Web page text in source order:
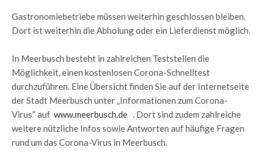
Gastronomiebetriebe müssen weiterhin geschlossen bleiben.
Dort ist weiterhin die Abholung oder ein Lieferdienst möglich.
In Meerbusch besteht in zahlreichen Teststellen die
Möglichkeit, einen kostenlosen Corona-Schnelltest
durchzuführen. Eine Übersicht finden Sie auf der Internetseite
der Stadt Meerbusch unter „Informationen zum Corona-
Virus“ auf www.meerbusch.de . Dort sind zudem zahlreiche
weitere nützliche Infos sowie Antworten auf häufige Fragen
rund um das Corona-Virus in Meerbusch.